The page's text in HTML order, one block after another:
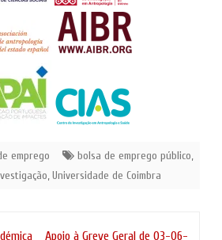
emprego bolsa de emprego público,
,Universidade de Coimbra
Apoio à Greve Geral de 03-06-